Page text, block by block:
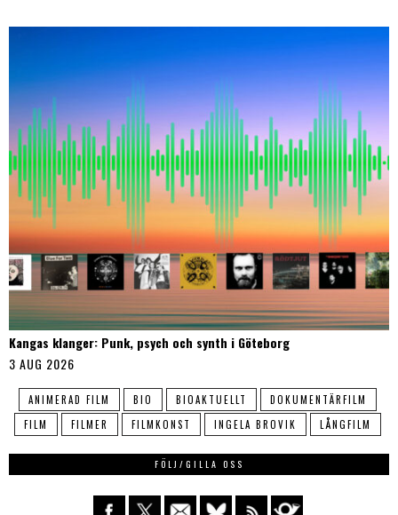
Kangas klanger: Punk, psych och synth i Göteborg
3 AUG 2026
ANIMERAD FILM BIO BIOAKTUELLT
DOKUMENTÄRFILM
FILM
FILMER FILMKONST INGELA BROVIK LÅNGFILM
FÖLJ/GILLA OSS